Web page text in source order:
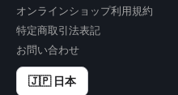
オンラインショップ利用規約
特定商取引法表記
お問い合わせ
🇯🇵 日本